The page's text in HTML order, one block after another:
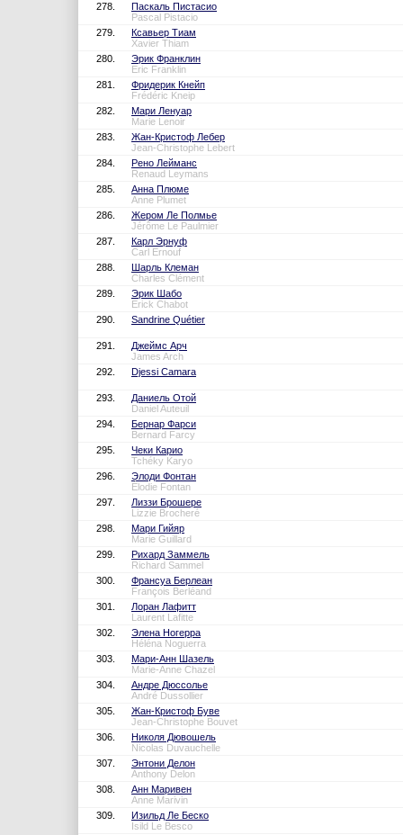
278.
Паскаль Пистасио
Pascal Pistacio
279.
Ксавьер Тиам
Xavier Thiam
280.
Эрик Франклин
Eric Franklin
281.
Фридерик Кнейп
Frédéric Kneip
282.
Мари Ленуар
Marie Lenoir
283.
Жан-Кристоф Лебер
Jean-Christophe Lebert
284.
Рено Лейманс
Renaud Leymans
285.
Анна Плюме
Anne Plumet
286.
Жером Ле Полмье
Jérôme Le Paulmier
287.
Карл Эрнуф
Carl Ernouf
288.
Шарль Клеман
Charles Clément
289.
Эрик Шабо
Erick Chabot
290.
Sandrine Quétier
291.
Джеймс Арч
James Arch
292.
Djessi Camara
293.
Даниель Отой
Daniel Auteuil
294.
Бернар Фарси
Bernard Farcy
295.
Чеки Карио
Tchéky Karyo
296.
Элоди Фонтан
Élodie Fontan
297.
Лиззи Брошере
Lizzie Brocheré
298.
Мари Гийяр
Marie Guillard
299.
Рихард Заммель
Richard Sammel
300.
Франсуа Берлеан
François Berléand
301.
Лоран Лафитт
Laurent Lafitte
302.
Элена Ногерра
Héléna Noguerra
303.
Мари-Анн Шазель
Marie-Anne Chazel
304.
Андре Дюссолье
André Dussollier
305.
Жан-Кристоф Буве
Jean-Christophe Bouvet
306.
Николя Дювошель
Nicolas Duvauchelle
307.
Энтони Делон
Anthony Delon
308.
Анн Маривен
Anne Marivin
309.
Изильд Ле Беско
Isild Le Besco